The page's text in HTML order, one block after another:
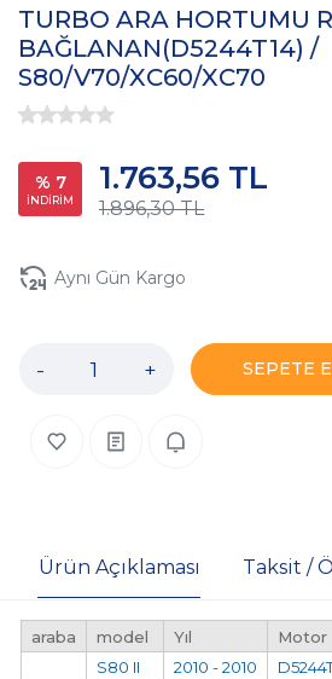
TURBO ARA HORTUMU
BAĞLANAN(D5244T14) /
S80/V70/XC60/XC70
% 7
İNDİRİM 1.896,30 TL
1.763,56 TL
Aynı Gün Kargo
- + SEPETE
Ürün Açıklaması Taksit /
araba model Yıl Motor
S80 II
2010 - 2010